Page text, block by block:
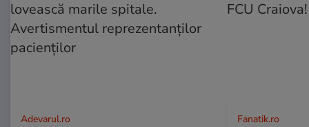
Adevarul.ro Fanatik.ro